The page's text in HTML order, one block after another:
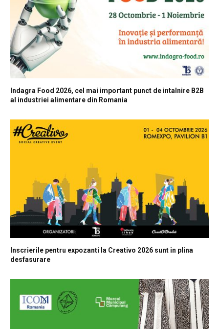
Indagra Food 2026, cel mai important punct de intalnire B2B
al industriei alimentare din Romania
Inscrierile pentru expozanti la Creativo 2026 sunt in plina
desfasurare